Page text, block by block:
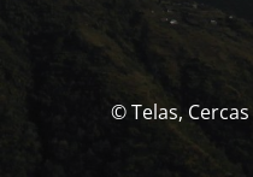
© Telas,